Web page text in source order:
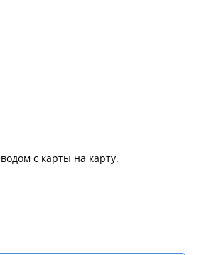
с карты на карту.